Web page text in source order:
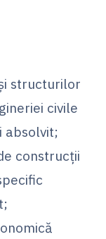
structurilor
civile
absolvit;
construcţii